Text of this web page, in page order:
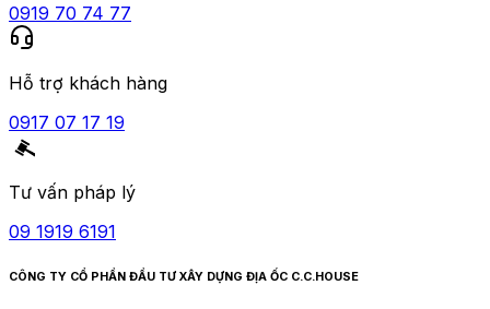
0919 70 74 77
Hỗ trợ khách hàng
0917 07 17 19
Tư vấn pháp lý
09 1919 6191
CÔNG TY CỔ PHẦN ĐẦU TƯ XÂY DỰNG ĐỊA ỐC C.C.HOUSE